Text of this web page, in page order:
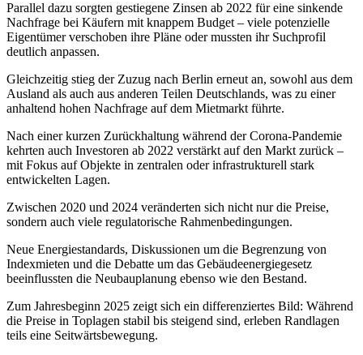
Parallel dazu sorgten gestiegene Zinsen ab 2022 für eine sinkende
Nachfrage bei Käufern mit knappem Budget – viele potenzielle
Eigentümer verschoben ihre Pläne oder mussten ihr Suchprofil
deutlich anpassen.
Gleichzeitig stieg der Zuzug nach Berlin erneut an, sowohl aus dem
Ausland als auch aus anderen Teilen Deutschlands, was zu einer
anhaltend hohen Nachfrage auf dem Mietmarkt führte.
Nach einer kurzen Zurückhaltung während der Corona-Pandemie
kehrten auch Investoren ab 2022 verstärkt auf den Markt zurück –
mit Fokus auf Objekte in zentralen oder infrastrukturell stark
entwickelten Lagen.
Zwischen 2020 und 2024 veränderten sich nicht nur die Preise,
sondern auch viele regulatorische Rahmenbedingungen.
Neue Energiestandards, Diskussionen um die Begrenzung von
Indexmieten und die Debatte um das Gebäudeenergiegesetz
beeinflussten die Neubauplanung ebenso wie den Bestand.
Zum Jahresbeginn 2025 zeigt sich ein differenziertes Bild: Während
die Preise in Toplagen stabil bis steigend sind, erleben Randlagen
teils eine Seitwärtsbewegung.